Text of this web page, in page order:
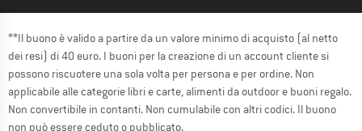
**Il buono è valido a partire da un valore minimo di acquisto (al netto
dei resi) di 40 euro. I buoni per la creazione di un account cliente si
possono riscuotere una sola volta per persona e per ordine. Non
applicabile alle categorie libri e carte, alimenti da outdoor e buoni regalo.
Non convertibile in contanti. Non cumulabile con altri codici. Il buono
non può essere ceduto o pubblicato.